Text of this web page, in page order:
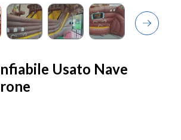
Next
Usato Nave